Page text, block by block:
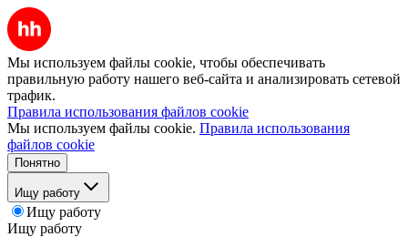
Мы используем файлы cookie, чтобы обеспечивать
правильную работу нашего веб-сайта и анализировать сетевой
трафик.
Правила использования файлов cookie
Мы используем файлы cookie. Правила использования
файлов cookie
Понятно
Ищу работу
Ищу работу
Ищу работу